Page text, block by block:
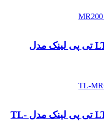
مودم روتر بی‌سیم LTE/4G تی پی لینک مدل
مودم روتر بی‌سیم LTE/4G تی پی لینک مدل TL-